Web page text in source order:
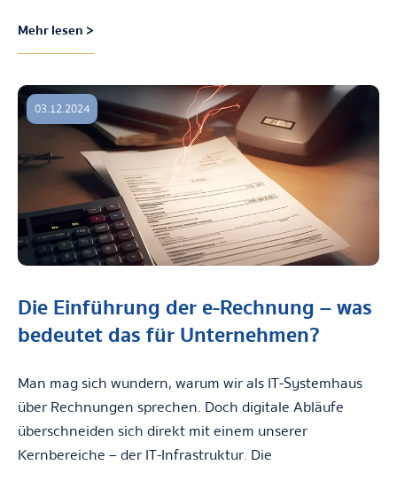
Mehr lesen >
Die Einführung der e-Rechnung – was
bedeutet das für Unternehmen?
03.12.2024
Man mag sich wundern, warum wir als IT-Systemhaus
über Rechnungen sprechen. Doch digitale Abläufe
überschneiden sich direkt mit einem unserer
Kernbereiche – der IT-Infrastruktur. Die